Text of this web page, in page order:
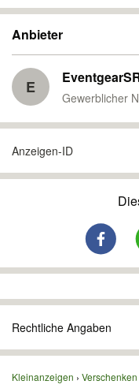
Anbieter
E
Gewerblicher
Anzeigen-ID
Rechtliche Angaben
Kleinanzeigen